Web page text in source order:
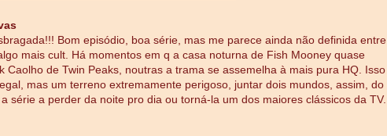
Bom episódio, boa série, mas me parece ainda não definida entre
mais cult. Há momentos em q a casa noturna de Fish Mooney quase
Caolho de Twin Peaks, noutras a trama se assemelha à mais pura HQ. Isso
mas um terreno extremamente perigoso, juntar dois mundos, assim, do
série a perder da noite pro dia ou torná-la um dos maiores clássicos da TV.